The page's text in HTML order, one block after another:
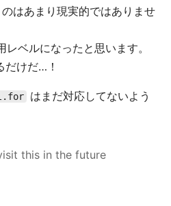
はあまり現実的ではありませ
ベルになったと思います。
だけだ…！
はまだ対応してないよう
this in the future